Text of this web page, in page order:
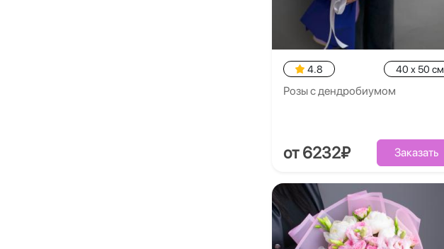
4.8 40 x 50 см
Розы с дендробиумом
от 6232₽ Заказать